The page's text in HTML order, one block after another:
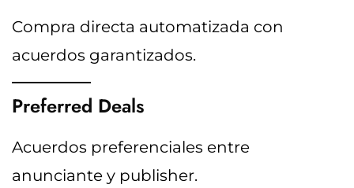
Compra directa automatizada con
acuerdos garantizados.
Preferred Deals
Acuerdos preferenciales entre
anunciante y publisher.